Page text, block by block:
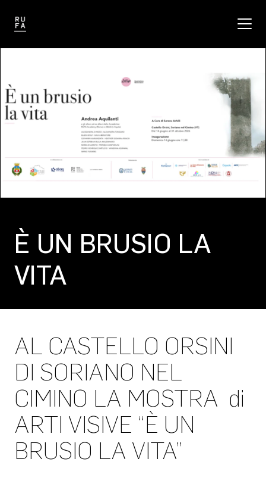
È UN BRUSIO LA
VITA
AL CASTELLO ORSINI
DI SORIANO NEL
CIMINO LA MOSTRA di
ARTI VISIVE “È UN
BRUSIO LA VITA”